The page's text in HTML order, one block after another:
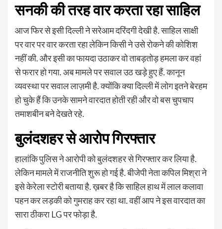
सनकी की तरह वार करता रहा साहिल
आज फिर से इसी दिल्ली ने सरेआम दरिंदगी देखी है. साहिल साक्षी
पर वार पर वार करता रहा लेकिन किसी ने उसे रोकने की कोशिश
नहीं की. और इसी का फायदा उठाकर वो ताबड़तोड़ हमला कर वहां
से फरार हो गया. अब मामले पर सवाल उठ खड़े हुए हैं. कानून
व्यवस्था पर सवाल लाज़मी है. क्योंकि क्या दिल्ली में लोग इतने बेरहम
हो चुके हैं कि उनके सामने वारदात होती रही और वो बस चुपचाप
तमाशबीन बने देखते रहे.
बुलंदशहर से आरोप गिरफ्तार
हालांकि पुलिस ने आरोपी को बुलंदशहर से गिरफ्तार कर लिया है.
लेकिन मामले में राजनीति शुरू हो गई है. बीजेपी नेता कपिल मिश्रा ने
इसे केरेला स्टोरी बताया है. ख़बर है कि साहिल हाथ में लाल कलावा
पहन कर लड़की को गुमराह कर रहा था. वहीं आप ने इस वारदात का
सारा ठीकरा LG पर फोड़ा है.